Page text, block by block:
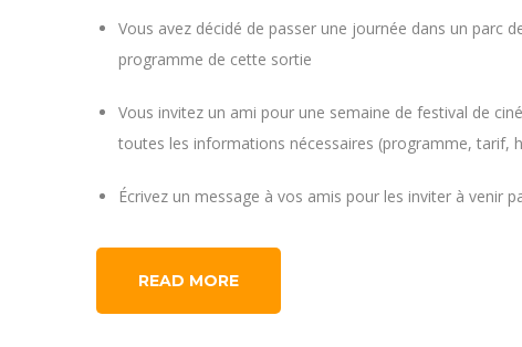
Vous avez décidé de passer une journée dans un parc
programme de cette sortie
Vous invitez un ami pour une semaine de festival de
toutes les informations nécessaires (programme, tarif,
Écrivez un message à vos amis pour les inviter à venir
READ MORE